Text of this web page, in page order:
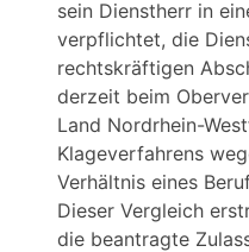
sein Dienstherr in
verpflichtet, die
rechtskräftigen
derzeit beim
Land Nordrhein-
Klageverfahrens
Verhältnis eines
Dieser Vergleich
die beantragte